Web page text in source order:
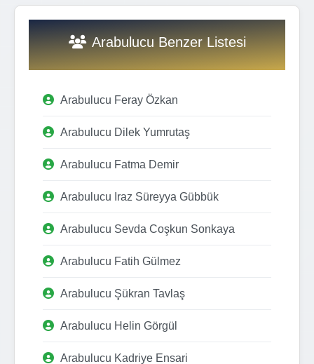
Arabulucu Benzer Listesi
Arabulucu Feray Özkan
Arabulucu Dilek Yumrutaş
Arabulucu Fatma Demir
Arabulucu Iraz Süreyya Gübbük
Arabulucu Sevda Coşkun Sonkaya
Arabulucu Fatih Gülmez
Arabulucu Şükran Tavlaş
Arabulucu Helin Görgül
Arabulucu Kadriye Ensari